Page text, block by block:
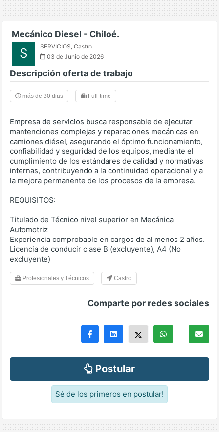
Mecánico Diesel - Chiloé.
S SERVICIOS, Castro
03 de Junio de 2026
Descripción oferta de trabajo
más de 30 dias Full-time
Empresa de servicios busca responsable de ejecutar
mantenciones complejas y reparaciones mecánicas en
camiones diésel, asegurando el óptimo funcionamiento,
confiabilidad y seguridad de los equipos, mediante el
cumplimiento de los estándares de calidad y normativas
internas, contribuyendo a la continuidad operacional y a
la mejora permanente de los procesos de la empresa.
REQUISITOS:
Titulado de Técnico nivel superior en Mecánica
Automotriz
Experiencia comprobable en cargos de al menos 2 años.
Licencia de conducir clase B (excluyente), A4 (No
excluyente)
Profesionales y Técnicos Castro
Comparte por redes sociales
Postular
Sé de los primeros en postular!